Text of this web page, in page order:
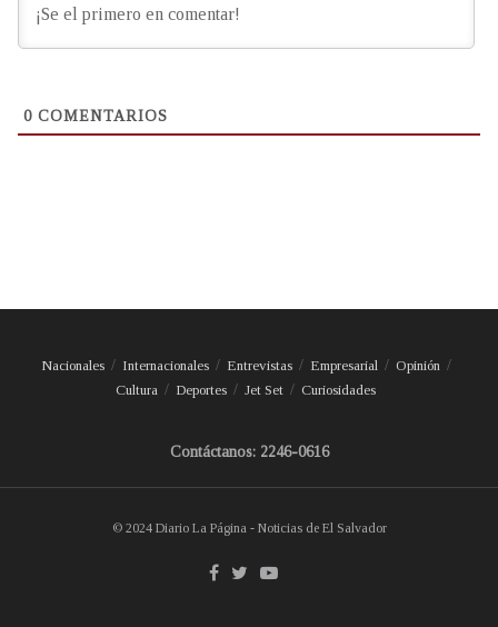
0 COMENTARIOS
Nacionales Internacionales Entrevistas Empresarial
Opinión
Cultura
Deportes Jet Set Curiosidades
Contáctanos: 2246-0616
© 2024 Diario La Página - Noticias de El Salvador